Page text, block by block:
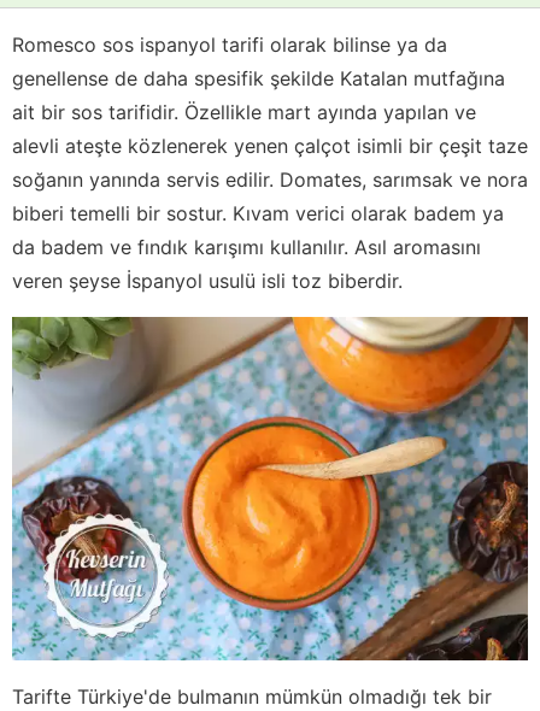
Romesco sos ispanyol tarifi olarak bilinse ya da
genellense de daha spesifik şekilde Katalan mutfağına
ait bir sos tarifidir. Özellikle mart ayında yapılan ve
alevli ateşte közlenerek yenen çalçot isimli bir çeşit taze
soğanın yanında servis edilir. Domates, sarımsak ve nora
biberi temelli bir sostur. Kıvam verici olarak badem ya
da badem ve fındık karışımı kullanılır. Asıl aromasını
veren şeyse İspanyol usulü isli toz biberdir.
Tarifte Türkiye'de bulmanın mümkün olmadığı tek bir